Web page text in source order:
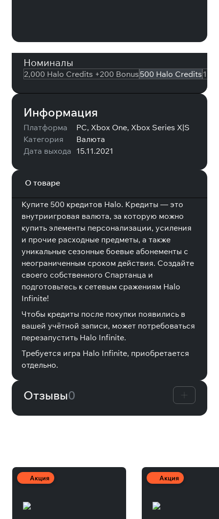
Halo Infinite: 500 Halo Credits
Номиналы
2,000 Halo Credits +200 Bonus 500 Halo Credits 10
Информация
Платформа
PC, Xbox One, Xbox Series X|S
Категория
Валюта
Дата выхода 15.11.2021
О товаре
Купите 500 кредитов Halo. Кредиты — это
внутриигровая валюта, за которую можно
купить элементы персонализации, усиления
и прочие расходные предметы, а также
уникальные сезонные боевые абонементы с
неограниченным сроком действия. Создайте
своего собственного Спартанца и
подготовьтесь к сетевым сражениям Halo
Infinite!
Чтобы кредиты после покупки появились в
вашей учётной записи, может потребоваться
перезапустить Halo Infinite.
Требуется игра Halo Infinite, приобретается
отдельно.
Отзывы0
Акция Акция